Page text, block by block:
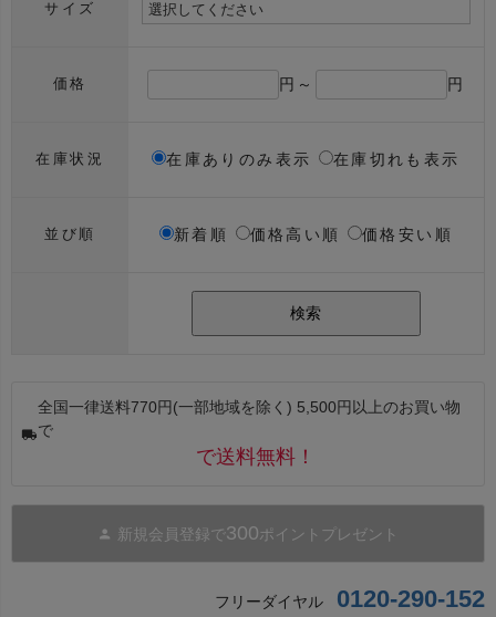
サイズ
価格 円～ 円
在庫状況 在庫ありのみ表示 在庫切れも表示
並び順 新着順 価格高い順 価格安い順
検索
全国一律送料770円(一部地域を除く) 5,500円以上のお買い物
で
で送料無料！
新規会員登録で300ポイントプレゼント
フリーダイヤル 0120-290-152